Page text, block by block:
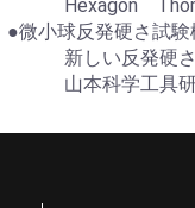
Hexagon
●微小球反発硬さ試
新しい反発硬さ
山本科学工具研